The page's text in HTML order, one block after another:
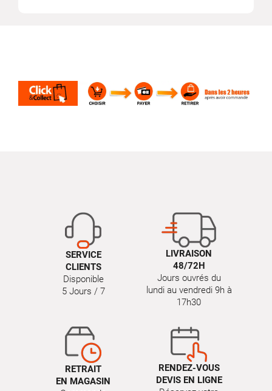
SERVICE
CLIENTS
Disponible
5 Jours / 7
LIVRAISON
48/72H
Jours ouvrés du
lundi au vendredi 9h à
17h30
RETRAIT
EN MAGASIN
RENDEZ-VOUS
DEVIS EN LIGNE